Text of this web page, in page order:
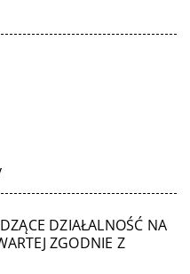
DZIAŁALNOŚĆ NA
ZGODNIE Z